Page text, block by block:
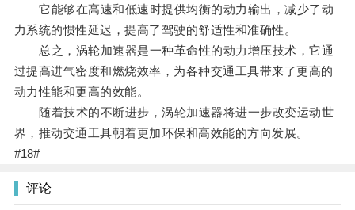
它能够在高速和低速时提供均衡的动力输出，减少了动
力系统的惯性延迟，提高了驾驶的舒适性和准确性。
总之，涡轮加速器是一种革命性的动力增压技术，它通
过提高进气密度和燃烧效率，为各种交通工具带来了更高的
动力性能和更高的效能。
随着技术的不断进步，涡轮加速器将进一步改变运动世
界，推动交通工具朝着更加环保和高效能的方向发展。
#18#
评论